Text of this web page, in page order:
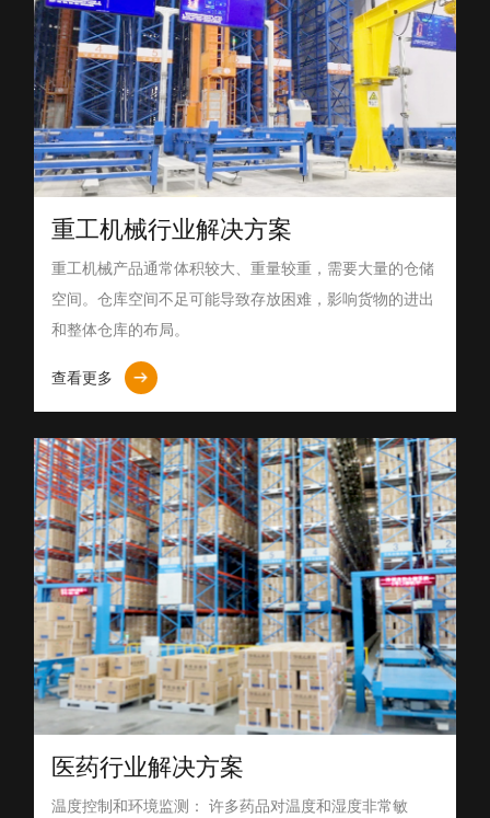
重工机械行业解决方案
重工机械产品通常体积较大、重量较重，需要大量的仓储
空间。仓库空间不足可能导致存放困难，影响货物的进出
和整体仓库的布局。
查看更多
医药行业解决方案
温度控制和环境监测： 许多药品对温度和湿度非常敏